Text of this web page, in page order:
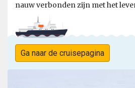
nauw verbonden zijn met het
Ga naar de cruisepagina